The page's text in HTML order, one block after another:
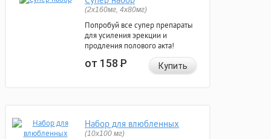
(2х160мг, 4х80мг)
Попробуй все супер препараты
для усиления эрекции и
продления полового акта!
от 158Р Купить
Набор для влюбленных
(10х100 мг)